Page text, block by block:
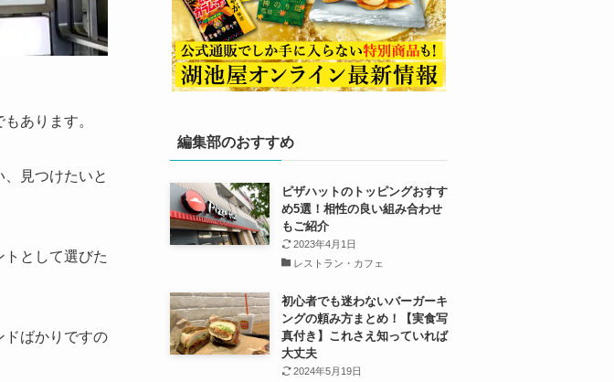
あります。
見つけたいと
として選びた
ドばかりですの
編集部のおすすめ
ピザハットのトッピングおすす
め5選！相性の良い組み合わせ
もご紹介
2023年4月1日
レストラン・カフェ
初心者でも迷わないバーガーキ
ングの頼み方まとめ！【実食写
真付き】これさえ知っていれば
大丈夫
2024年5月19日